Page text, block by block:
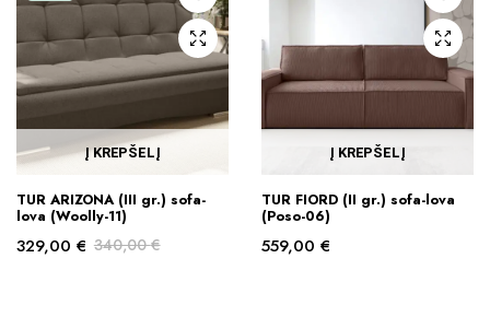
Į KREPŠELĮ
TUR ARIZONA (III gr.) sofa-
lova (Woolly-11)
340,00€
329,00 €
Į KREPŠELĮ
TUR FIORD (II gr.) sofa-lova
(Poso-06)
559,00 €